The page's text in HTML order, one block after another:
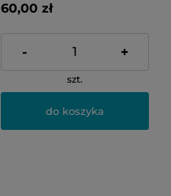
60,00 zł
- +
szt.
do koszyka